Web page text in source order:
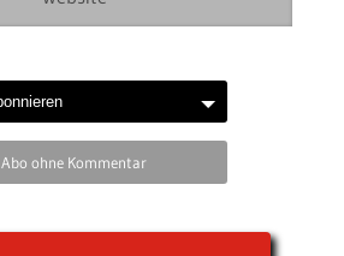
Abo ohne Kommentar